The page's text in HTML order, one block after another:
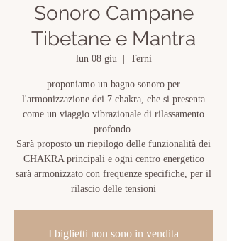
Sonoro Campane
Tibetane e Mantra
lun 08 giu
  |
Terni
proponiamo un bagno sonoro per
l'armonizzazione dei 7 chakra, che si presenta
come un viaggio vibrazionale di rilassamento
profondo.
Sarà proposto un riepilogo delle funzionalità dei
CHAKRA principali e ogni centro energetico
sarà armonizzato con frequenze specifiche, per il
rilascio delle tensioni
I biglietti non sono in vendita